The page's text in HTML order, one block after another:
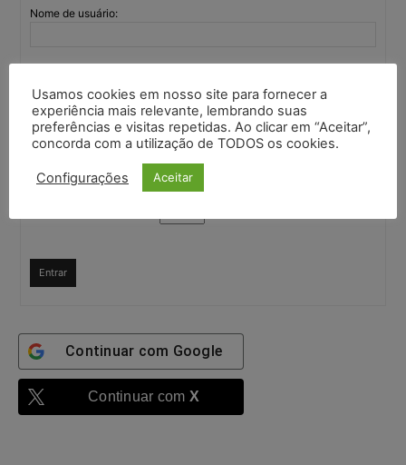
Nome de usuário:
Mantenha-me
autenticado
Confirme que você é uma pessoa
Entrar
Continuar com Google
Continuar com X
Usamos cookies em nosso site para fornecer a
experiência mais relevante, lembrando suas
preferências e visitas repetidas. Ao clicar em “Aceitar”,
concorda com a utilização de TODOS os cookies.
Configurações Aceitar